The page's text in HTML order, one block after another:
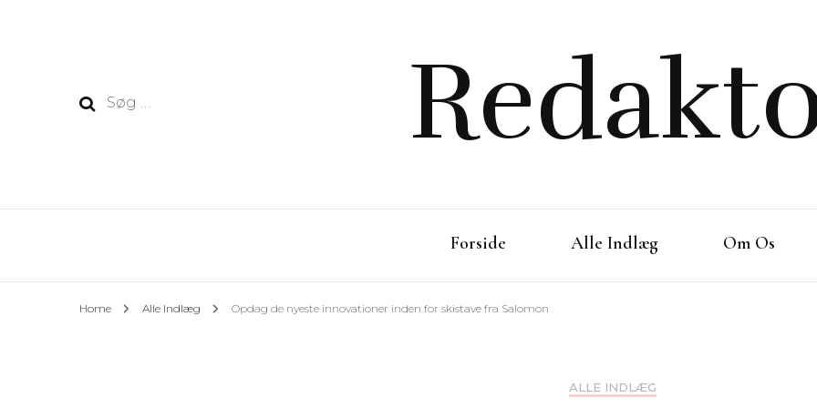
Søg
Forside Alle Indlæg Om Os
Home Alle Indlæg Opdag de nyeste innovationer inden for skistave fra Salomon
ALLE INDLÆG